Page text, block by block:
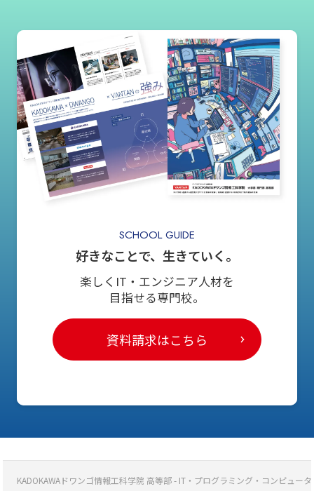
SCHOOL GUIDE
好きなことで、生きていく。
楽しくIT・エンジニア人材を
目指せる専門校。
資料請求はこちら
KADOKAWAドワンゴ情報工科学院 高等部 - IT・プログラミング・コンピュー